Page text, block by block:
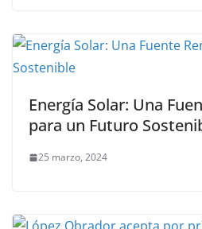
Energía Solar: Una
para un Futuro
25 marzo, 2024